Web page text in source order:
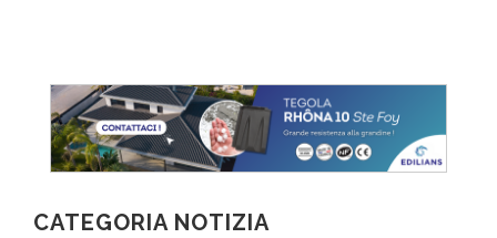
CATEGORIA NOTIZIA